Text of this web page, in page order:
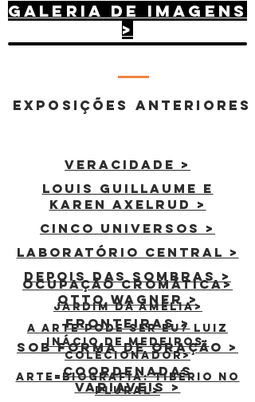
galeria de imagens
>
exposições anteriores
VERACIDADE >
Louis Guillaume e
Karen Axelrud >
Cinco universos >
Laboratório Central >
Depois das sombras >
otto wagner >
fronteiras >
sob forma de oraçÃO >
coordenadas
variaveis >
ocupação cromática>
Jardim da amélia>
A ARTE PODE SER EU? LUIZ
INÁCIO DE MEDEIROS:
COLECIONADOR>
ARTE=BIOGRAFIA: TIBÉRIO NO
PLURAL>